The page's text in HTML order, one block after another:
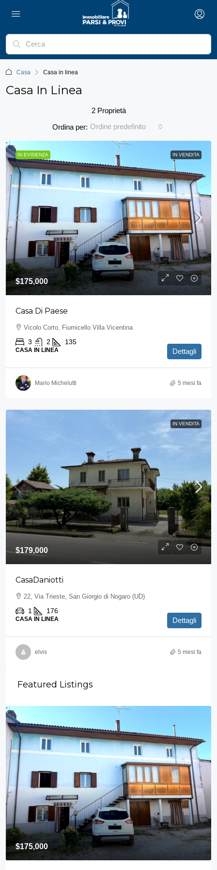
Casa Casa in linea
Casa In Linea
2 Proprietà
Ordina per: Ordine predefinito
IN EVIDENZA IN VENDITA
$175,000
Casa Di Paese
Vicolo Corto, Fiumicello Villa Vicentina
3 2 135
CASA IN LINEA Dettagli
Mario Michelutti 5 mesi fa
IN VENDITA
$179,000
CasaDaniotti
22, Via Trieste, San Giorgio di Nogaro (UD)
1 176
CASA IN LINEA Dettagli
elvis 5 mesi fa
Featured Listings
$175,000